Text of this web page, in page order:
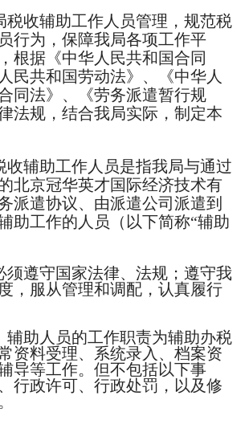
税收辅助工作人员管理，规范税
行为，保障我局各项工作平
根据《中华人民共和国合同
民共和国劳动法》、《中华人
同法》、《劳务派遣暂行规
法规，结合我局实际，制定本
收辅助工作人员是指我局与通过
北京冠华英才国际经济技术有
派遣协议、由派遣公司派遣到
助工作的人员（以下简称“辅助
须遵守国家法律、法规；遵守我
，服从管理和调配，认真履行
辅助人员的工作职责为辅助办税
资料受理、系统录入、档案资
导等工作。但不包括以下事
行政许可、行政处罚，以及修